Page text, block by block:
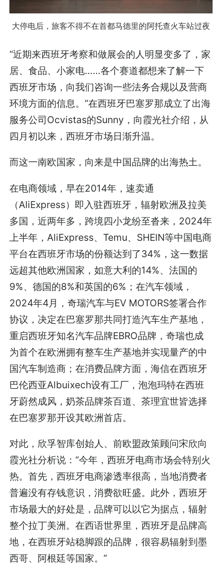
大停电后，旅客不得不在首都马德里的阿托查火车站过夜
“近期来西班牙考察和做展会的人明显变多了，家
居、食品、小家电……各个赛道都想来了解一下
西班牙市场，向我们咨询一些法务合规以及营商
环境方面的信息。”在西班牙巴塞罗那成立了出海
服务公司Ocvistas的Sunny，向霞光社介绍，从
四月初以来，西班牙市场日渐升温。
而这一南欧国家，向来是中国品牌的出海热土。
在电商领域，早在2014年，速卖通
（AliExpress）即入驻西班牙，辐射欧洲及拉美
多国，近两年多，跨境四小龙纷至沓来，2024年
上半年，AliExpress、Temu、SHEIN等中国电商
平台在西班牙市场的份额达到了34%，这一数据
远超其他欧洲国家，如意大利的14%、法国的
9%、德国的8%和英国的6%；在汽车领域，
2024年4月，奇瑞汽车与EV MOTORS签署合作
协议，决定在巴塞罗那共同打造汽车生产基地，
重启西班牙知名汽车品牌EBRO品牌，奇瑞也成
为首个在欧洲拥有整车生产基地并实现量产的中
国汽车制造商；在消费品牌方面，海信在西班牙
巴伦西亚Albuixech设有工厂，泡泡玛特在西班
牙蔚然成风，奶茶品牌茶百道、茶理宜世皆选择
在巴塞罗那开设其欧洲首店。
对此，欣孚智库创始人、前欧盟政策顾问宋欣向
霞光社分析说：“今年，西班牙电商市场会特别火
热。首先，西班牙电商渗透率很高，当地消费者
普遍没有存钱意识，消费欲旺盛。此外，西班牙
市场最大的好处是，品牌可以以它为据点，辐射
整个拉丁美洲。在西语世界里，西班牙是品牌高
地，在西班牙站稳脚跟的品牌，很容易辐射到墨
西哥、阿根廷等国家。”